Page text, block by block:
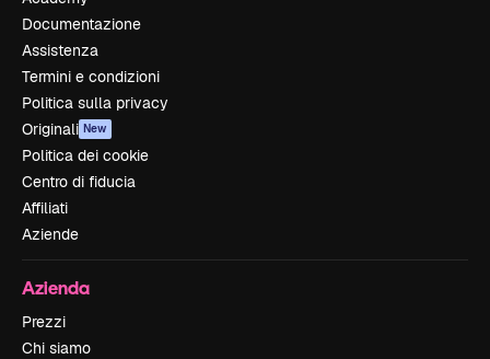
Documentazione
Assistenza
Termini e condizioni
Politica sulla privacy
Originali New
Politica dei cookie
Centro di fiducia
Affiliati
Aziende
Azienda
Prezzi
Chi siamo